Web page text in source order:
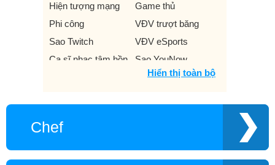
Hiện tượng mạng
Game thủ
Phi công
VĐV trượt băng
Sao Twitch
VĐV eSports
Ca sĩ nhạc tâm hồn
Sao YouNow
Anh hùng chiến tranh
Phim
Nhà hoạt động
Sao musical.ly
Hiển thị toàn bộ
Chef